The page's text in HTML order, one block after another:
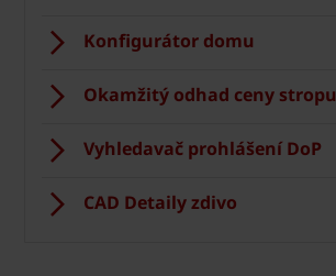
Konfigurátor domu
Okamžitý odhad ceny stropu
Vyhledavač prohlášení DoP
CAD Detaily zdivo